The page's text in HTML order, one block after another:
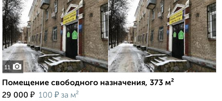
11
Помещение свободного назначения, 373 м²
29 000 ₽ 100 ₽ за м²